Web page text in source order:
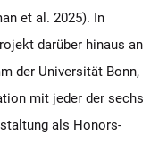
et al. 2025). In
darüber hinaus an
der Universität Bonn,
mit jeder der sechs
als Honors-